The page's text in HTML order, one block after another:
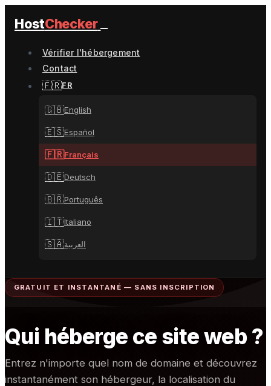
HostChecker
Vérifier l'hébergement
Contact
🇫🇷FR
🇬🇧English
🇪🇸Español
🇫🇷Français
🇩🇪Deutsch
🇧🇷Português
🇮🇹Italiano
🇸🇦العربية
🇯🇵 日本語
🇮🇳हिंदी
🇳🇱
🇹🇷Türkçe
GRATUIT ET INSTANTANÉ — SANS INSCRIPTION
Qui héberge ce site web ?
Entrez n'importe quel nom de domaine et découvrez
instantanément son hébergeur, la localisation du